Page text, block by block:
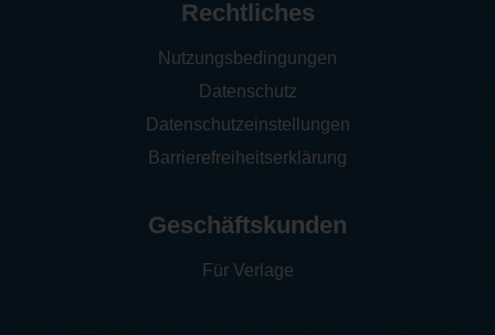
Rechtliches
Nutzungsbedingungen
Datenschutz
Datenschutzeinstellungen
Barrierefreiheitserklärung
Geschäftskunden
Für Verlage